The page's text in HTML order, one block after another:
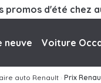
promos d'été chez
neuve Voiture
auto Renault › Prix